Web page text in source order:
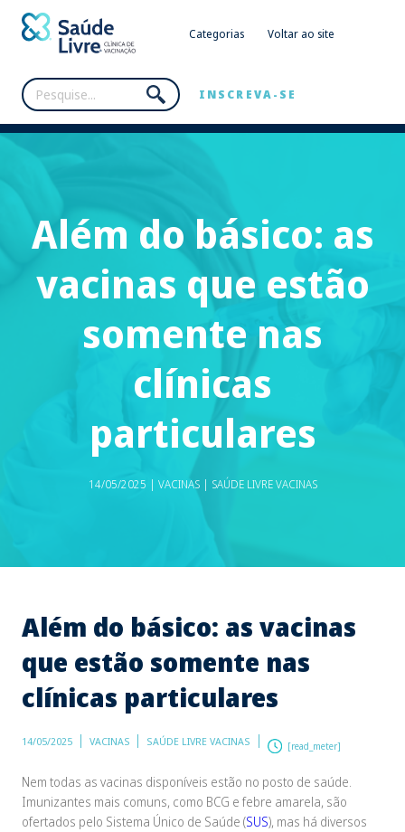
Categorias Voltar ao site
INSCREVA-SE
Além do básico: as
vacinas que estão
somente nas
clínicas
particulares
14/05/2025 | VACINAS | SAÚDE LIVRE VACINAS
Além do básico: as vacinas
que estão somente nas
clínicas particulares
14/05/2025 VACINAS SAÚDE LIVRE VACINAS [read_meter]
Nem todas as vacinas disponíveis estão no posto de saúde.
Imunizantes mais comuns, como BCG e febre amarela, são
ofertados pelo Sistema Único de Saúde (SUS), mas há diversos